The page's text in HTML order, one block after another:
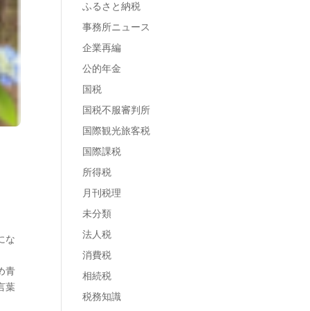
な
青
葉
ふるさと納税
事務所ニュース
企業再編
公的年金
国税
国税不服審判所
国際観光旅客税
国際課税
所得税
月刊税理
未分類
法人税
消費税
相続税
税務知識